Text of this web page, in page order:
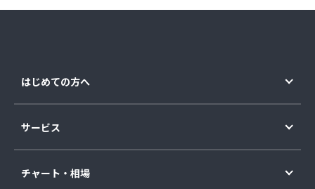
はじめての方へ
サービス
チャート・相場